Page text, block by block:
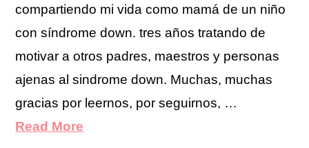
compartiendo mi vida como mamá de un niño
con síndrome down. tres años tratando de
motivar a otros padres, maestros y personas
ajenas al sindrome down. Muchas, muchas
gracias por leernos, por seguirnos, …
Read More